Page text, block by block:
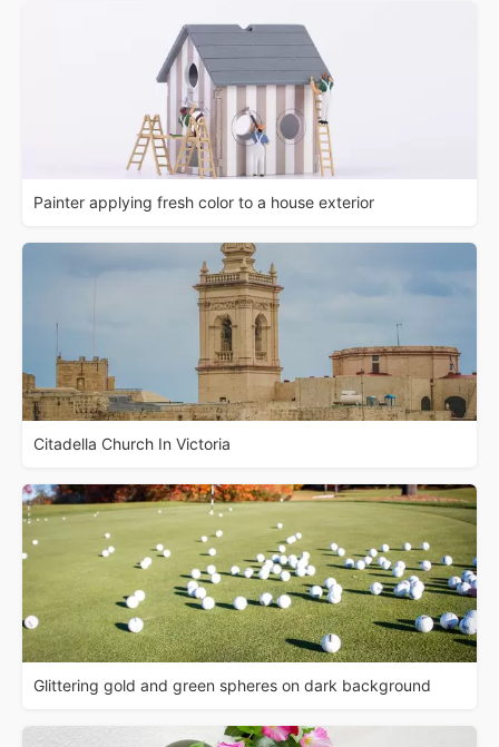
Painter applying fresh color to a house exterior
Citadella Church In Victoria
Glittering gold and green spheres on dark background